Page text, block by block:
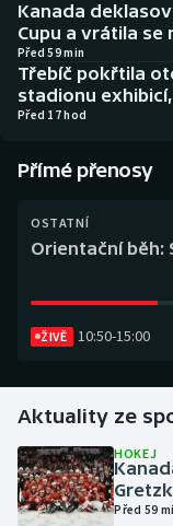
Boby a skeleton
Box
Florbal
Golf
Házená
Jezdectví
AZ kvíz
Kanada
Cupu a vrátila se
Před 59 min
Třebíč pokřtila
stadionu
Před 17 hod
Přímé přenosy
OSTATNÍ
Orientační běh:
ŽIVĚ 10:50-15:00
Aktuality ze
HOKEJ
Před 59